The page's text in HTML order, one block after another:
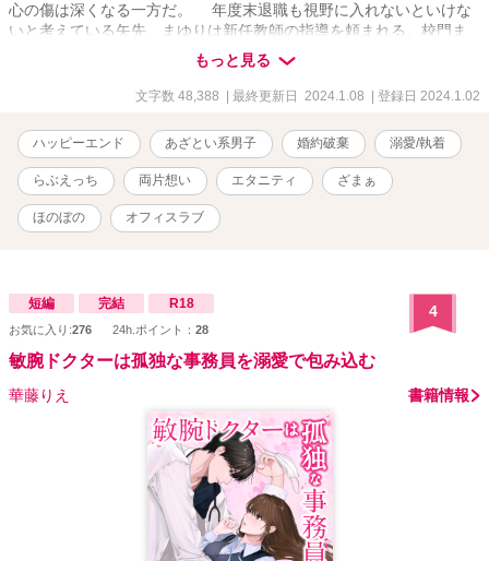
心の傷は深くなる一方だ。 年度末退職も視野に入れないといけな
いと考えている矢先、まゆりは新任教師の指導を頼まれる。校門ま
で迎えに行くと、そこにいたのは大人になった大牙で――？ 裏切
られた心の傷が深くて次の恋に踏み込めないと思っていた兎羽まゆ
り×ワケあって彼女のそばを離れなければならなくなった龍ヶ崎大
物語。 ※R15〜R18に※、R18に※※ ※現実世界に疎い作者による
現代TLなのでご容赦くださいましたら幸いです。 ※ヒーローはワン
コ系？ニャンコ系？甘えん坊系？ヤンデレ？腹黒？あざとい系男子
です。 ※36000字数完結。+大牙side5000字数。 ※1/7おまけの学校
R書いてます。そこまで書いたら完結します。
もっと見る
文字数 48,388 | 最終更新日 2024.1.08 | 登録日 2024.1.02
ハッピーエンド あざとい系男子 婚約破棄 溺愛/執着
らぶえっち 両片想い エタニティ ざまぁ
ほのぼの オフィスラブ
短編 完結 R18
お気に入り:276 24h.ポイント： 28
4
敏腕ドクターは孤独な事務員を溺愛で包み込む
華藤りえ 書籍情報